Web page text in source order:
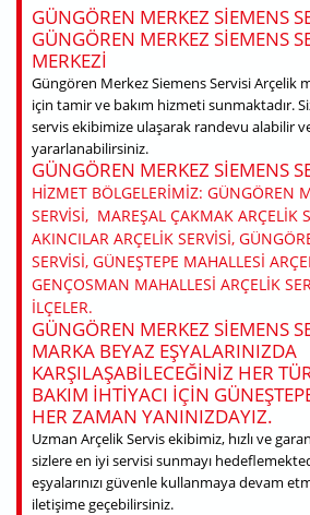
GÜNGÖREN MERKEZ SIEMENS
GÜNGÖREN MERKEZ SIEMENS
MERKEZI
Güngören Merkez Siemens Servisi Arçelik
için tamir ve bakım hizmeti sunmaktadır.
servis ekibimize ulaşarak randevu alabilir
yararlanabilirsiniz.
GÜNGÖREN MERKEZ SIEMENS
HIZMET BÖLGELERIMIZ: GÜNGÖREN
SERVISI, MAREŞAL ÇAKMAK ARÇELIK
AKINCILAR ARÇELIK SERVISI,
SERVISI, GÜNEŞTEPE MAHALLESI
GENÇOSMAN MAHALLESI ARÇELIK
ILÇELER.
GÜNGÖREN MERKEZ SIEMENS
MARKA BEYAZ EŞYALARINIZDA
KARŞILAŞABILECEĞINIZ HER
BAKIM IHTIYACI IÇIN
HER ZAMAN YANINIZDAYIZ.
Uzman Arçelik Servis ekibimiz, hızlı ve
sizlere en iyi servisi sunmayı
eşyalarınızı güvenle kullanmaya devam
iletişime geçebilirsiniz.